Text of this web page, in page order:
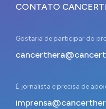
CONTATO
Gostaria de participar do
É jornalista e precisa de